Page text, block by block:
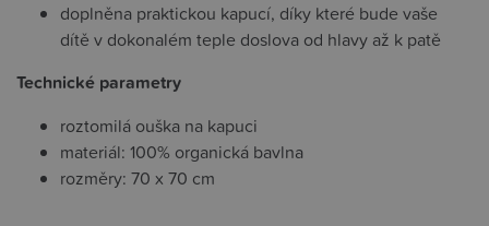
doplněna praktickou kapucí, díky které bude vaše
dítě v dokonalém teple doslova od hlavy až k patě
Technické parametry
roztomilá ouška na kapuci
materiál: 100% organická bavlna
rozměry: 70 x 70 cm